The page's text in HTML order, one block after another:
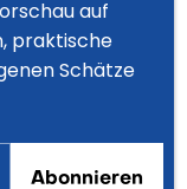
auf
praktische
Schätze